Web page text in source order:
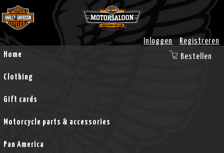
Inloggen
Registreren
Home
Clothing
Gift cards
Motorcycle parts & accessories
Pan America
Bestellen